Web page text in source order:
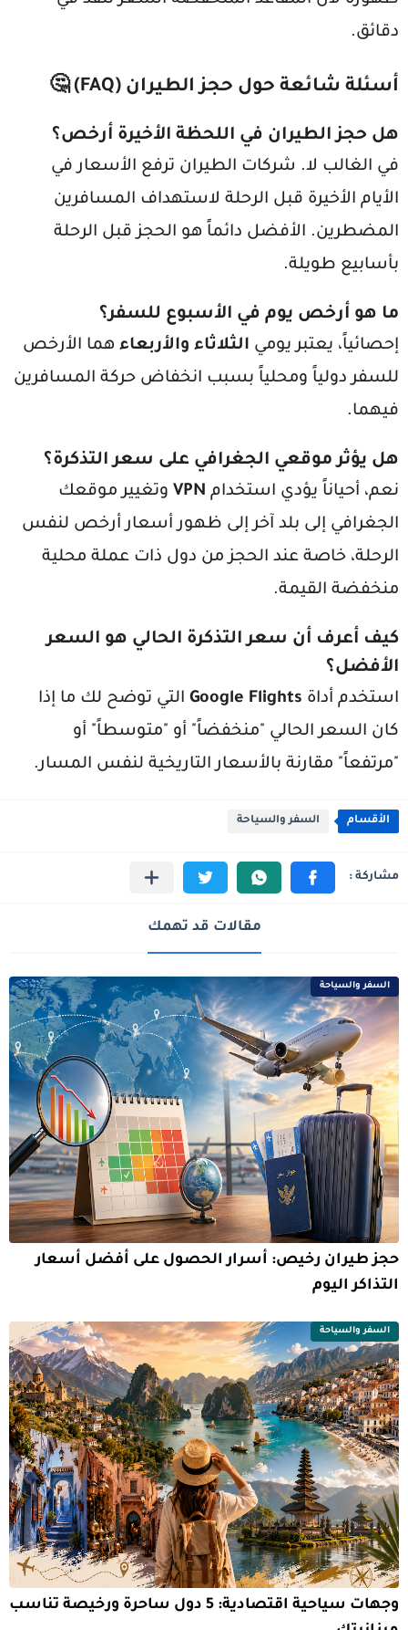
دقائق.
أسئلة شائعة حول حجز الطيران (FAQ) 🤔
هل حجز الطيران في اللحظة الأخيرة أرخص؟
في الغالب لا. شركات الطيران ترفع الأسعار في
الأيام الأخيرة قبل الرحلة لاستهداف المسافرين
المضطرين. الأفضل دائماً هو الحجز قبل الرحلة
بأسابيع طويلة.
ما هو أرخص يوم في الأسبوع للسفر؟
إحصائياً، يعتبر يومي الثلاثاء والأربعاء هما الأرخص
للسفر دولياً ومحلياً بسبب انخفاض حركة المسافرين
فيهما.
هل يؤثر موقعي الجغرافي على سعر التذكرة؟
نعم، أحياناً يؤدي استخدام VPN وتغيير موقعك
الجغرافي إلى بلد آخر إلى ظهور أسعار أرخص لنفس
الرحلة، خاصة عند الحجز من دول ذات عملة محلية
منخفضة القيمة.
كيف أعرف أن سعر التذكرة الحالي هو السعر
الأفضل؟
استخدم أداة Google Flights التي توضح لك ما إذا
كان السعر الحالي "منخفضاً" أو "متوسطاً" أو
"مرتفعاً" مقارنة بالأسعار التاريخية لنفس المسار.
الأقسام السفر والسياحة
مقالات قد تهمك
السفر والسياحة
حجز طيران رخيص: أسرار الحصول على أفضل أسعار
التذاكر اليوم
السفر والسياحة
وجهات سياحية اقتصادية: 5 دول ساحرة ورخيصة تناسب